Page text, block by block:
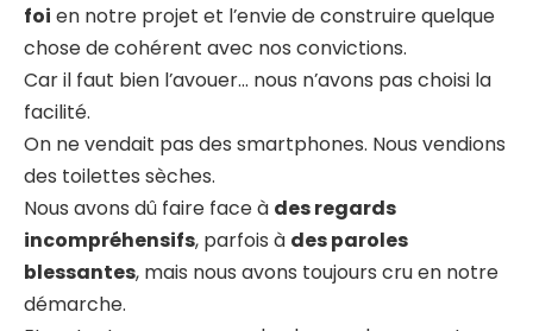
foi en notre projet et l’envie de construire quelque
chose de cohérent avec nos convictions.
Car il faut bien l’avouer… nous n’avons pas choisi la
facilité.
On ne vendait pas des smartphones. Nous vendions
des toilettes sèches.
Nous avons dû faire face à des regards
incompréhensifs, parfois à des paroles
blessantes, mais nous avons toujours cru en notre
démarche.